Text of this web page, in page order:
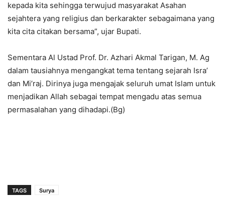
kepada kita sehingga terwujud masyarakat Asahan
sejahtera yang religius dan berkarakter sebagaimana yang
kita cita citakan bersama”, ujar Bupati.
Sementara Al Ustad Prof. Dr. Azhari Akmal Tarigan, M. Ag
dalam tausiahnya mengangkat tema tentang sejarah Isra’
dan Mi’raj. Dirinya juga mengajak seluruh umat Islam untuk
menjadikan Allah sebagai tempat mengadu atas semua
permasalahan yang dihadapi.(Bg)
TAGS Surya